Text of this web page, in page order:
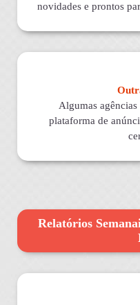
novidades e prontos
Algumas
plataforma de
Relatórios